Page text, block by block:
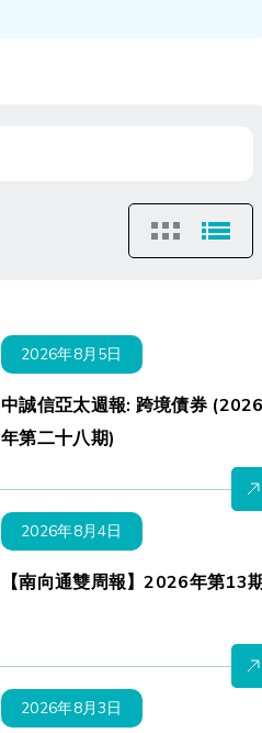
2026年8月5日
中誠信亞太週報: 跨境債券
年第二十八期)
2026年8月4日
【南向通雙周報】2026年第13
2026年8月3日